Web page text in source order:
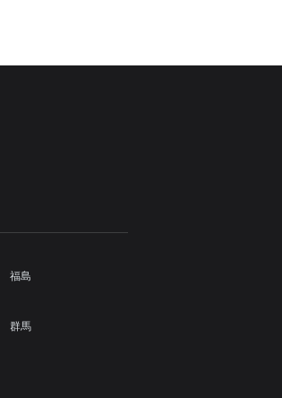
福島
群馬